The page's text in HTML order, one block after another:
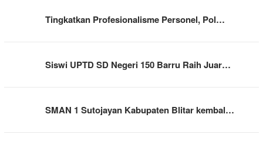
Tingkatkan Profesionalisme Personel, Pol…
Siswi UPTD SD Negeri 150 Barru Raih Juar…
SMAN 1 Sutojayan Kabupaten Blitar kembal…